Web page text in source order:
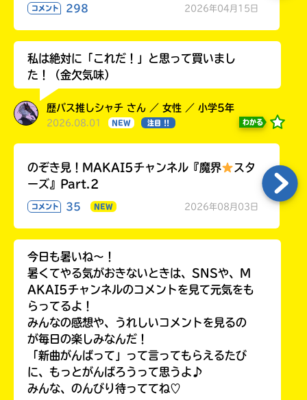
コメント 298 2026年04月15日
私は絶対に「これだ！」と思って買いまし
た！（金欠気味）
歴バス推しシャチ さん ／ 女性 ／ 小学5年
2026.08.01 NEW 注目 !! わかる
のぞき見！MAKAI5チャンネル『魔界
スタ
ーズ』Part.2
コメント 35 NEW 2026年08月03日
今日も暑いね〜！
暑くてやる気がおきないときは、SNSや、M
AKAI5チャンネルのコメントを見て元気をも
らってるよ！
みんなの感想や、うれしいコメントを見るの
が毎日の楽しみなんだ！
「新曲がんばって」って言ってもらえるたび
に、もっとがんばろうって思うよ♪
みんな、のんびり待っててね♡